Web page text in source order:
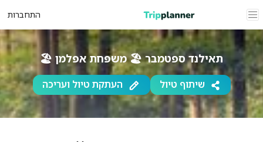
התחברות
תאילנד ספטמבר 🏖️ משפחת אפלמן 🏖️
העתקת טיול ועריכה שיתוף טיול